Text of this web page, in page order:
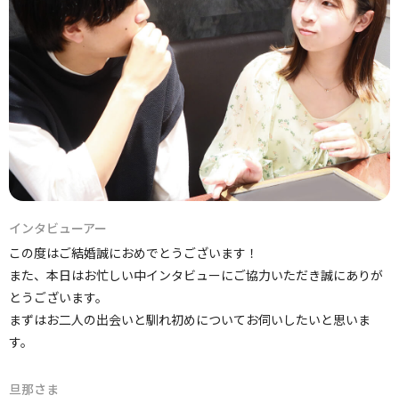
インタビューアー
この度はご結婚誠におめでとうございます！
また、本日はお忙しい中インタビューにご協力いただき誠にありが
とうございます。
まずはお二人の出会いと馴れ初めについてお伺いしたいと思いま
す。
旦那さま